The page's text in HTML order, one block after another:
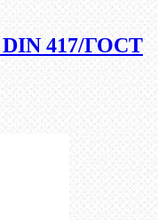
DIN 417/ГОСТ